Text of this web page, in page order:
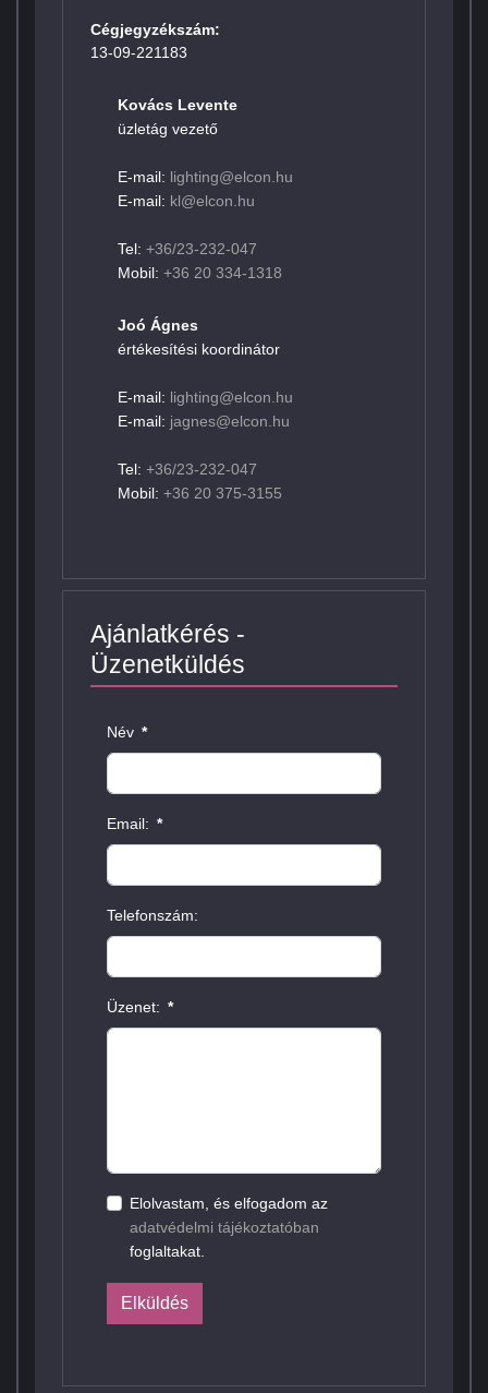
Cégjegyzékszám:
13-09-221183
Kovács Levente
üzletág vezető
E-mail: lighting@elcon.hu
E-mail: kl@elcon.hu
Tel: +36/23-232-047
Mobil: +36 20 334-1318
Joó Ágnes
értékesítési koordinátor
E-mail: lighting@elcon.hu
E-mail: jagnes@elcon.hu
Tel: +36/23-232-047
Mobil: +36 20 375-3155
Ajánlatkérés -
Üzenetküldés
Név *
Email: *
Telefonszám:
Üzenet: *
Elolvastam, és elfogadom az
adatvédelmi tájékoztatóban
foglaltakat.
Elküldés